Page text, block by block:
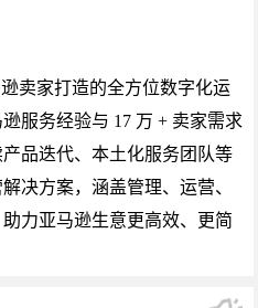
卖家打造的全方位数字化运
服务经验与 17 万 + 卖家需求
品迭代、本土化服务团队等
决方案，涵盖管理、运营、
力亚马逊生意更高效、更简